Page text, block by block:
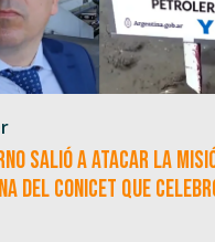
salió a atacar la
del CONICET que